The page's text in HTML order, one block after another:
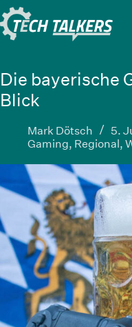
Zum
Inhalt
springen
Die bayerische
Blick
Mark Dötsch
5.
Gaming, Regional,